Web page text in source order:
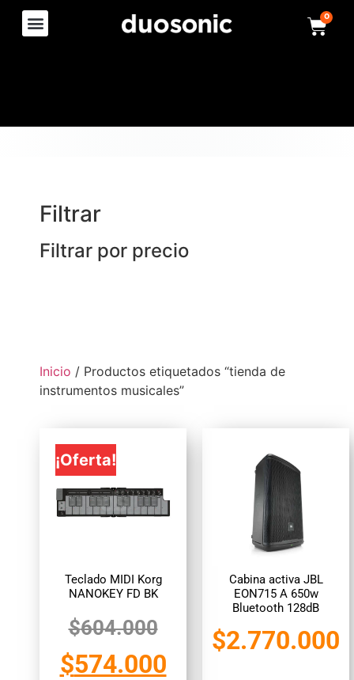
0
Filtrar
Filtrar por precio
Inicio / Productos etiquetados “tienda de
instrumentos musicales”
¡Oferta!
Teclado MIDI Korg
NANOKEY FD BK
$604.000
$574.000
Cabina activa JBL
EON715 A 650w
Bluetooth 128dB
$2.770.000